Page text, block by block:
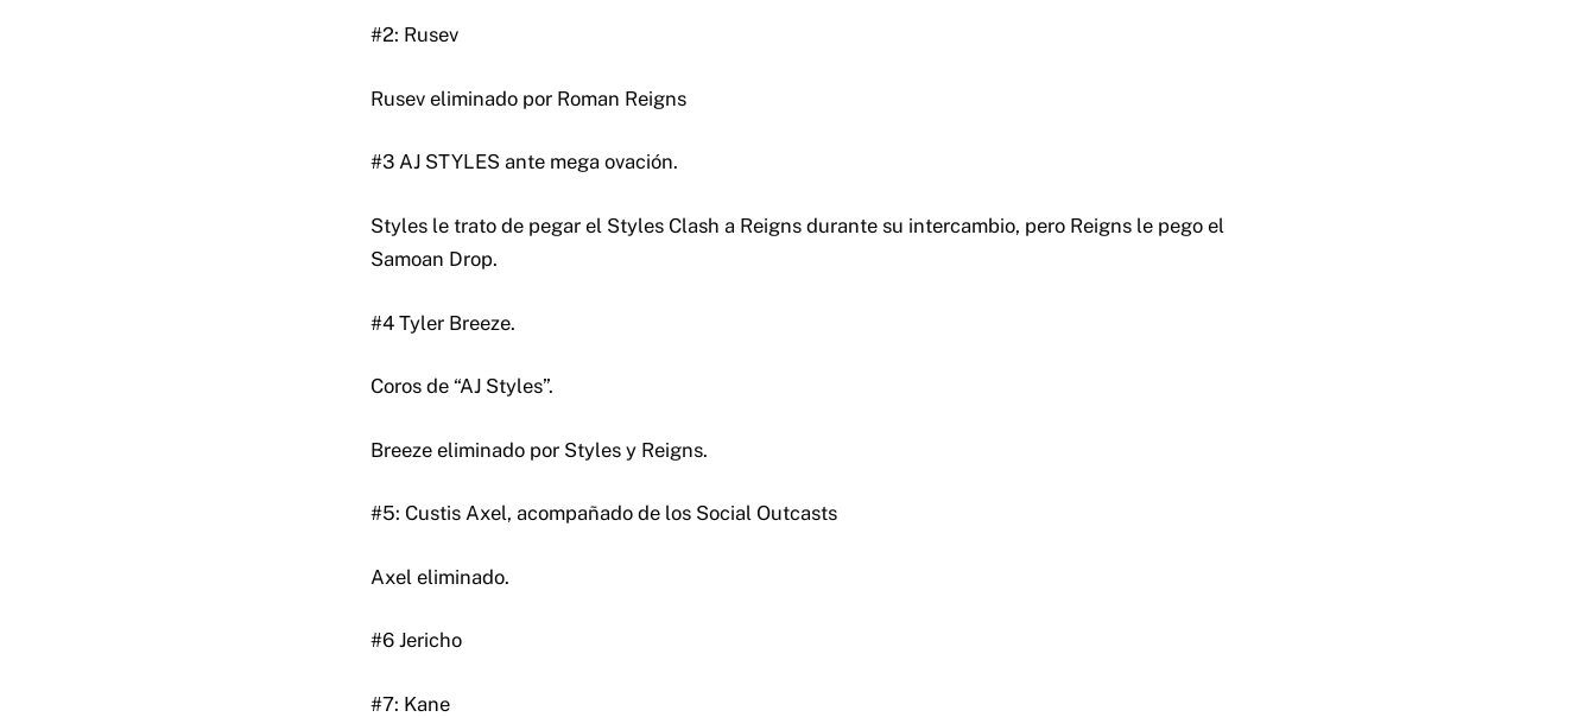
#2: Rusev
Rusev eliminado por Roman Reigns
#3 AJ STYLES ante mega ovación.
Styles le trato de pegar el Styles Clash a Reigns durante su intercambio, pero Reigns le pego el
Samoan Drop.
#4 Tyler Breeze.
Coros de “AJ Styles”.
Breeze eliminado por Styles y Reigns.
#5: Custis Axel, acompañado de los Social Outcasts
Axel eliminado.
#6 Jericho
#7: Kane